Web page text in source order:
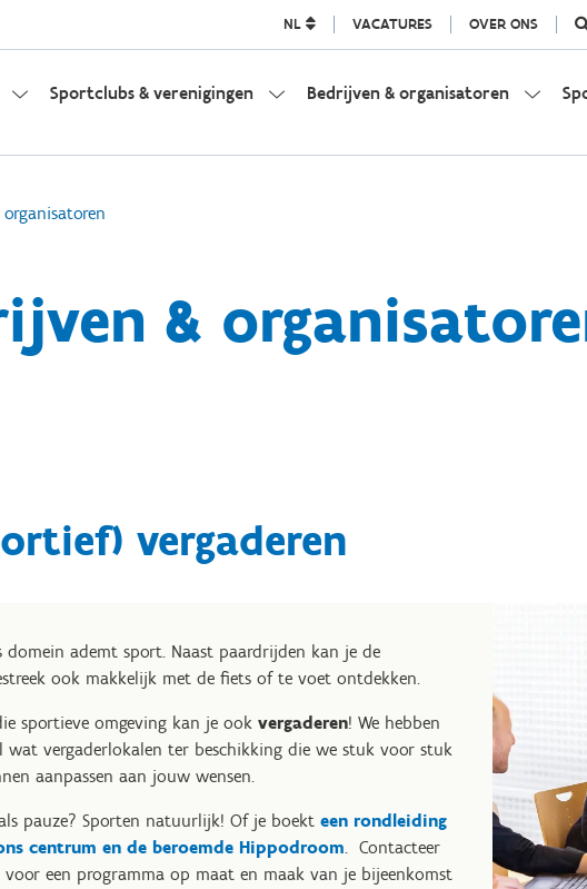
NL VACATURES OVER ONS
Sportclubs & verenigingen Bedrijven & organisatoren
&
vergaderen
domein ademt sport. Naast paardrijden kan je de
ook makkelijk met de fiets of te voet ontdekken.
sportieve omgeving kan je ook vergaderen! We hebben
wat vergaderlokalen ter beschikking die we stuk voor stuk
aanpassen aan jouw wensen.
pauze? Sporten natuurlijk! Of je boekt een rondleiding
centrum en de beroemde Hippodroom. Contacteer
voor een programma op maat en maak van je bijeenkomst